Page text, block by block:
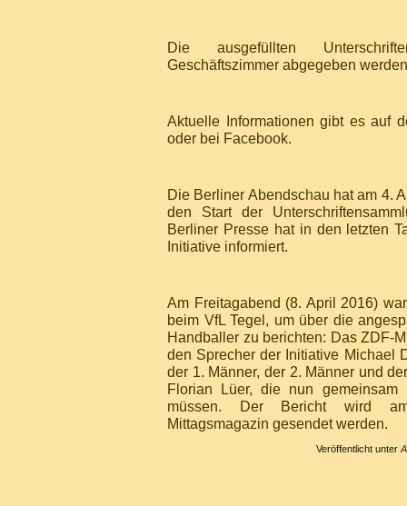
Die ausgefüllten
Geschäftszimmer abgegeben
Aktuelle Informationen gibt es auf
oder bei Facebook.
Die Berliner Abendschau hat am 4.
den Start der
Berliner Presse hat in den letzten
Initiative informiert.
Am Freitagabend (8. April 2016)
beim VfL Tegel, um über die
Handballer zu berichten: Das ZDF-
den Sprecher der Initiative Michael
der 1. Männer, der 2. Männer und
Florian Lüer, die nun
müssen. Der Bericht wird
Mittagsmagazin gesendet werden.
Veröffentlicht unter